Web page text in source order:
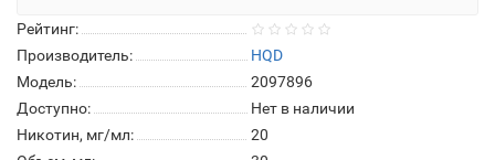
Рейтинг:
Производитель:
HQD
Модель:
2097896
Доступно:
Нет в наличии
Никотин, мг/мл:
20